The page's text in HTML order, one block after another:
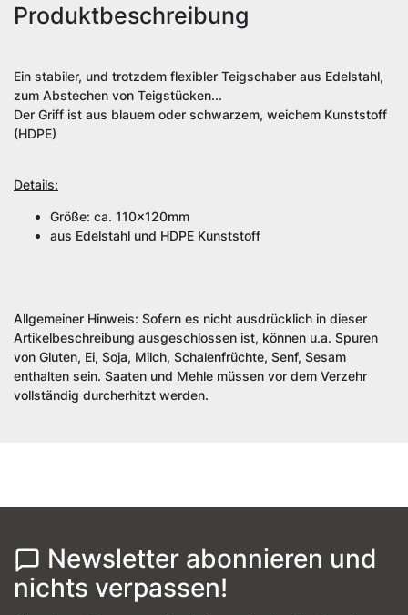
Produktbeschreibung
Ein stabiler, und trotzdem flexibler Teigschaber aus Edelstahl,
zum Abstechen von Teigstücken...
Der Griff ist aus blauem oder schwarzem, weichem Kunststoff
(HDPE)
Details:
Größe: ca. 110x120mm
aus Edelstahl und HDPE Kunststoff
Allgemeiner Hinweis: Sofern es nicht ausdrücklich in dieser
Artikelbeschreibung ausgeschlossen ist, können u.a. Spuren
von Gluten, Ei, Soja, Milch, Schalenfrüchte, Senf, Sesam
enthalten sein. Saaten und Mehle müssen vor dem Verzehr
vollständig durcherhitzt werden.
Newsletter abonnieren und
nichts verpassen!